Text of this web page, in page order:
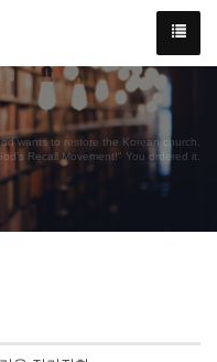
wants to restore the Korean church.
Recall Movement!" You ordered it.